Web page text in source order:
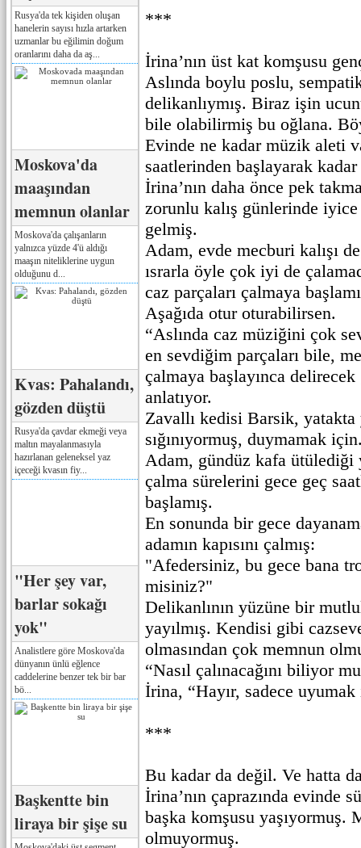
Rusya'da tek kişiden oluşan
hanelerin sayısı hızla artarken
uzmanlar bu eğilimin doğum
oranlarını daha da aş...
Moskova'da
maaşından
memnun olanlar
Moskova'da çalışanların
yalnızca yüzde 4'ü aldığı
maaşın niteliklerine uygun
olduğunu d...
Kvas: Pahalandı,
gözden düştü
Rusya'da çavdar ekmeği veya
maltın mayalanmasıyla
hazırlanan geleneksel yaz
içeceği kvasın fiy...
"Her şey var,
barlar sokağı
yok"
Analistlere göre Moskova'da
dünyanın ünlü eğlence
caddelerine benzer tek bir bar
bö...
Başkentte bin
liraya bir şişe su
***
İrina’nın üst kat komşusu
Aslında boylu poslu,
delikanlıymış. Biraz işin
bile olabilirmiş bu oğlana.
Evinde ne kadar müzik aleti
saatlerinden başlayarak
İrina’nın daha önce pek
zorunlu kalış günlerinde
gelmiş.
Adam, evde mecburi kalışı
ısrarla öyle çok iyi de
caz parçaları çalmaya
Aşağıda otur oturabilirsen.
“Aslında caz müziğini çok
en sevdiğim parçaları bile,
çalmaya başlayınca
anlatıyor.
Zavallı kedisi Barsik, yatakta
sığınıyormuş, duymamak
Adam, gündüz kafa
çalma sürelerini gece geç
başlamış.
En sonunda bir gece
adamın kapısını çalmış:
"Afedersiniz, bu gece bana
misiniz?"
Delikanlının yüzüne bir
yayılmış. Kendisi gibi
olmasından çok memnun
“Nasıl çalınacağını biliyor
İrina, “Hayır, sadece
***
Bu kadar da değil. Ve hatta
İrina’nın çaprazında evinde
başka komşusu yaşıyormuş.
olmuyormuş.